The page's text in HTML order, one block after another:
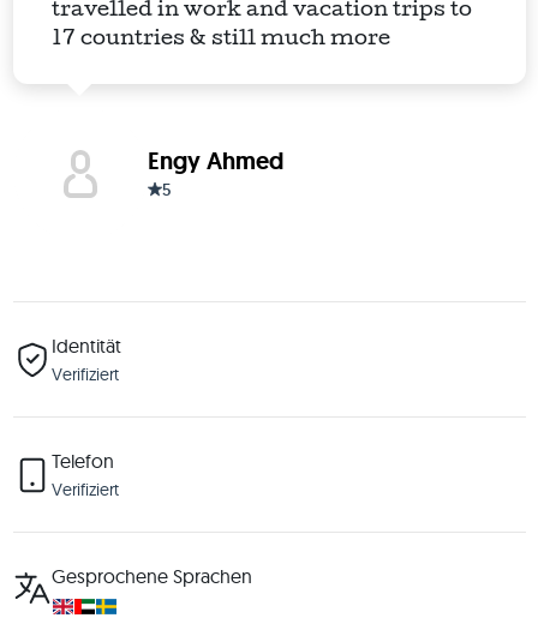
travelled in work and vacation trips to
17 countries & still much more
Engy Ahmed
5
Identität
Verifiziert
Telefon
Verifiziert
Gesprochene Sprachen